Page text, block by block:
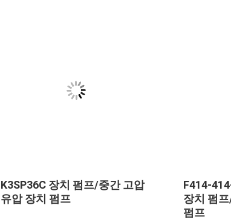
K3SP36C 장치 펌프/중간 고압
유압 장치 펌프
F414-
장치 펌
펌프